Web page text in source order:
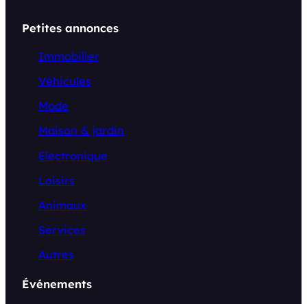
Petites annonces
Immobilier
Véhicules
Mode
Maison & jardin
Electronique
Loisirs
Animaux
Services
Autres
Événements